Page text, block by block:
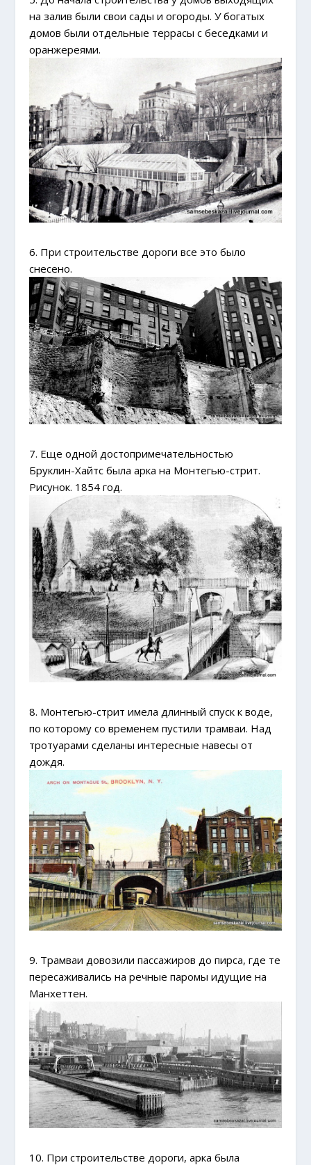
на залив были свои сады и огороды. У богатых
домов были отдельные террасы с беседками и
оранжереями.
6. При строительстве дороги все это было
снесено.
7. Еще одной достопримечательностью
Бруклин-Хайтс была арка на Монтегью-стрит.
Рисунок. 1854 год.
8. Монтегью-стрит имела длинный спуск к воде,
по которому со временем пустили трамваи. Над
тротуарами сделаны интересные навесы от
дождя.
9. Трамваи довозили пассажиров до пирса, где те
пересаживались на речные паромы идущие на
Манхеттен.
10. При строительстве дороги, арка была